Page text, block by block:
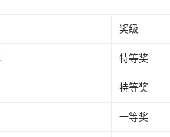
奖级
特等奖
特等奖
一等奖